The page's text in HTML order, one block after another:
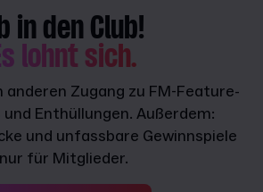
in den Club!
lohnt sich.
anderen Zugang zu FM-Feature-
und Enthüllungen. Außerdem:
und unfassbare Gewinnspiele
nur für Mitglieder.